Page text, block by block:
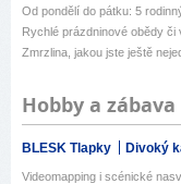
Od pondělí do pátku: 5
Rychlé prázdninové obědy či
Zmrzlina, jakou jste ještě
Hobby a zábava
BLESK Tlapky Divoký
Videomapping i scénické